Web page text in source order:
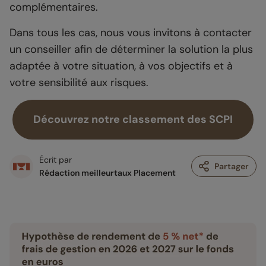
complémentaires.
Dans tous les cas, nous vous invitons à contacter
un conseiller afin de déterminer la solution la plus
adaptée à votre situation, à vos objectifs et à
votre sensibilité aux risques.
Découvrez notre classement des SCPI
Écrit par
Rédaction meilleurtaux Placement
Partager